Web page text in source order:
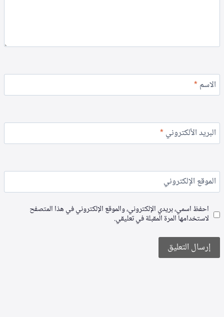
الاسم*
البريد الألكتروني*
الموقع الإلكتروني
احفظ اسمي، بريدي الإلكتروني، والموقع الإلكتروني في هذا المتصفح
لاستخدامها المرة المقبلة في تعليقي.